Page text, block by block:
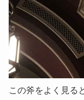
この斧をよく見る